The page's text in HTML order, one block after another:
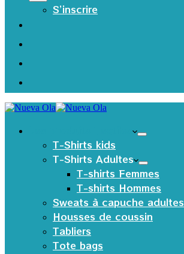
S’inscrire
T-Shirts kids
T-Shirts Adultes
T-shirts Femmes
T-shirts Hommes
Sweats à capuche adultes
Housses de coussin
Tabliers
Tote bags